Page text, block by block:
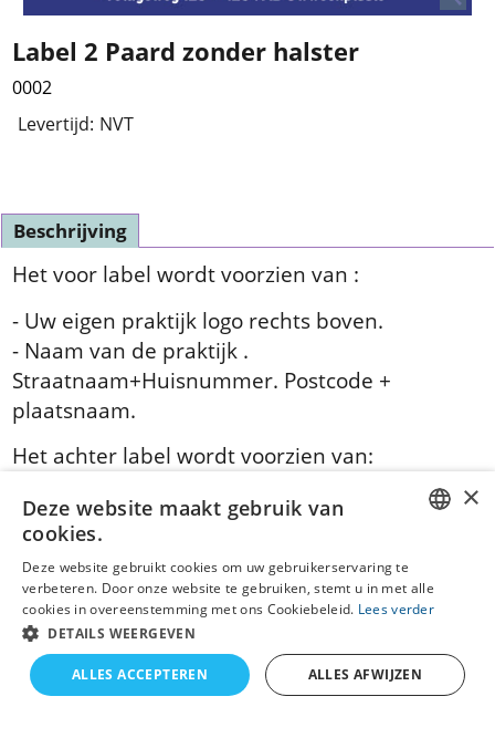
Label 2 Paard zonder halster
0002
Levertijd: NVT
Beschrijving
Het voor label wordt voorzien van :
- Uw eigen praktijk logo rechts boven.
- Naam van de praktijk .
Straatnaam+Huisnummer. Postcode +
plaatsnaam.
Het achter label wordt voorzien van:
Mocht u dit anders willen dan kan dit.
Graag aangeven bij afsluiten bestelling: Uw
bericht aan ons.
Webwinkel gemaakt met
ShopFactory webwinkel
GERMAN
Deze website maakt gebruik van
cookies.
Deze website gebruikt cookies om uw gebruikerservaring te
verbeteren. Door onze website te gebruiken, stemt u in met alle
cookies in overeenstemming met ons Cookiebeleid. Lees verder
DETAILS WEERGEVEN
ALLES ACCEPTEREN ALLES AFWIJZEN